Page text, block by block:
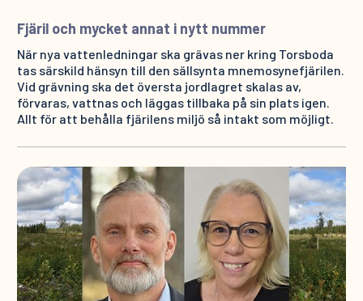
Fjäril och mycket annat i nytt nummer
När nya vattenledningar ska grävas ner kring Torsboda
tas särskild hänsyn till den sällsynta mnemosynefjärilen.
Vid grävning ska det översta jordlagret skalas av,
förvaras, vattnas och läggas tillbaka på sin plats igen.
Allt för att behålla fjärilens miljö så intakt som möjligt.